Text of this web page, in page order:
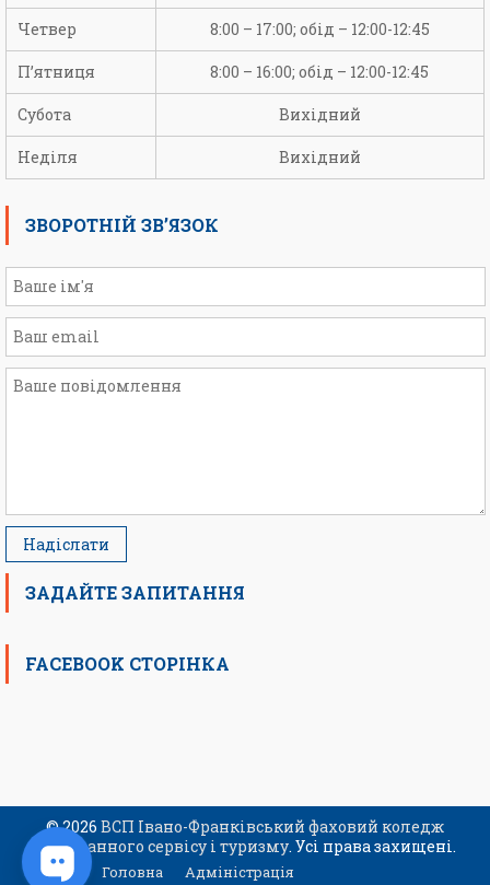
Четвер 8:00 – 17:00; обід – 12:00-12:45
П’ятниця 8:00 – 16:00; обід – 12:00-12:45
Субота Вихідний
Неділя Вихідний
ЗВОРОТНІЙ ЗВ’ЯЗОК
ЗАДАЙТЕ ЗАПИТАННЯ
FACEBOOK СТОРІНКА
© 2026 ВСП Івано-Франківський фаховий коледж
ресторанного сервісу і туризму. Усі права захищені.
Головна Адміністрація